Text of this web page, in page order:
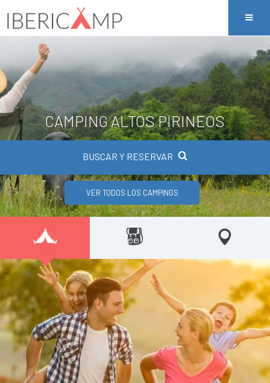
CAMPING ALTOS PIRINEOS
BUSCAR Y RESERVAR
VER TODOS LOS CAMPINGS